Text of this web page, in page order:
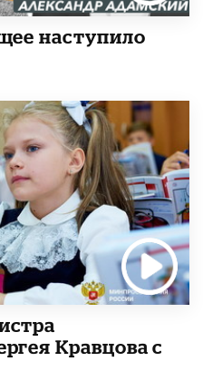
наступило
Кравцова с